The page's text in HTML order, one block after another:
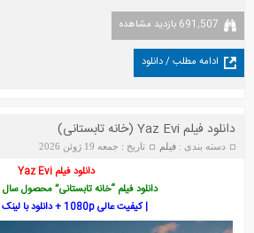
691,507 بازدید مشاهده
ادامه مطلب / دانلود
دانلود فیلم Yaz Evi (خانه تابستانی)
دسته بندی :فیلم تاریخ : جمعه 19 ژوئن 2026
دانلود فیلم Yaz Evi
دانلود فیلم “خانه تابستانی” محصول سال 2026 ترکیه
| کیفیت عالی 1080p + دانلود با لینک مستقیم |